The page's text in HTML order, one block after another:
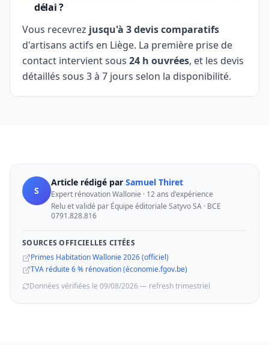
délai ?
Vous recevrez jusqu'à 3 devis comparatifs
d'artisans actifs en Liège. La première prise de
contact intervient sous 24 h ouvrées, et les devis
détaillés sous 3 à 7 jours selon la disponibilité.
S
Article rédigé par Samuel Thiret
Expert rénovation Wallonie · 12 ans d'expérience
Relu et validé par Équipe éditoriale Satyvo SA · BCE
0791.828.816
SOURCES OFFICIELLES CITÉES
Primes Habitation Wallonie 2026 (officiel)
TVA réduite 6 % rénovation (économie.fgov.be)
Données vérifiées le 09/08/2026 — refresh trimestriel